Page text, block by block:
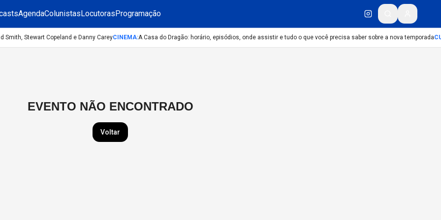
AgendaColunistasLocutorasProgramação
Stewart Copeland e Danny CareyCINEMA:A Casa do Dragão: horário, episódios, onde assistir e tudo o que você precisa saber sobre a nova temporada
EVENTO NÃO ENCONTRADO
Voltar